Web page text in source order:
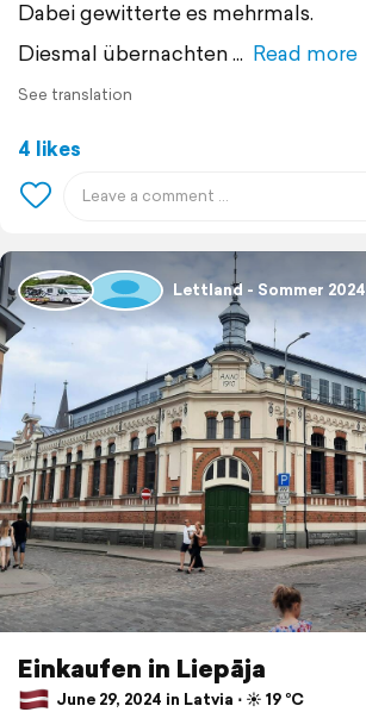
Dabei gewitterte es mehrmals.
Diesmal übernachten
Read more
See translation
4 likes
Lettland - Sommer 2024
Einkaufen in Liepāja
June 29, 2024 in Latvia ⋅ ☀️ 19 °C